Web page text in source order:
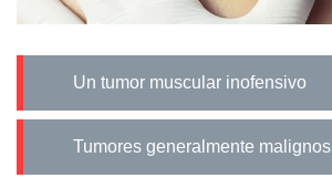
Un tumor muscular inofensivo
Tumores generalmente malignos